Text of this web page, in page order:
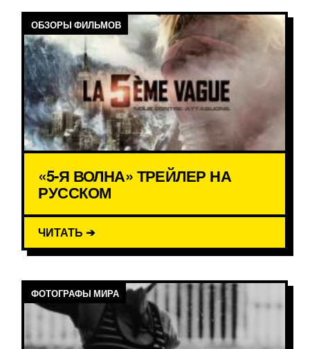
ОБЗОРЫ ФИЛЬМОВ
«5-Я ВОЛНА» ТРЕЙЛЕР НА
РУССКОМ
ЧИТАТЬ ➔
ФОТОГРАФЫ МИРА